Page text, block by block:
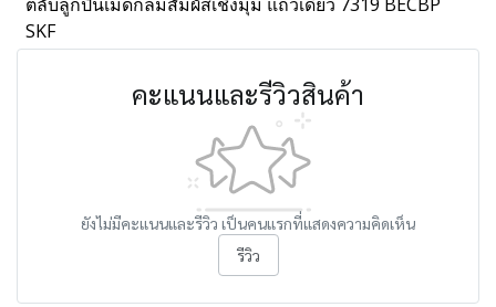
SKF
คะแนนและรีวิวสินค้า
ยังไม่มีคะแนนและรีวิว เป็นคนแรกที่แสดงความคิดเห็น
รีวิว